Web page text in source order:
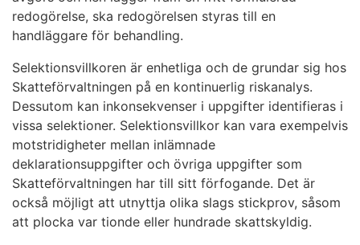
redogörelse, ska redogörelsen styras till en
handläggare för behandling.
Selektionsvillkoren är enhetliga och de grundar sig hos
Skatteförvaltningen på en kontinuerlig riskanalys.
Dessutom kan inkonsekvenser i uppgifter identifieras i
vissa selektioner. Selektionsvillkor kan vara exempelvis
motstridigheter mellan inlämnade
deklarationsuppgifter och övriga uppgifter som
Skatteförvaltningen har till sitt förfogande. Det är
också möjligt att utnyttja olika slags stickprov, såsom
att plocka var tionde eller hundrade skattskyldig.